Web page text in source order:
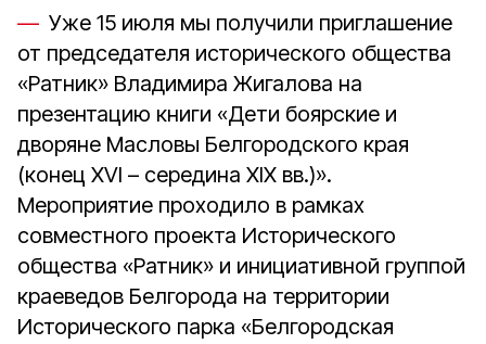
Уже 15 июля мы получили приглашение
от председателя исторического общества
«Ратник» Владимира Жигалова на
презентацию книги «Дети боярские и
дворяне Масловы Белгородского края
(конец XVI – середина XIX вв.)».
Мероприятие проходило в рамках
совместного проекта Исторического
общества «Ратник» и инициативной группой
краеведов Белгорода на территории
Исторического парка «Белгородская